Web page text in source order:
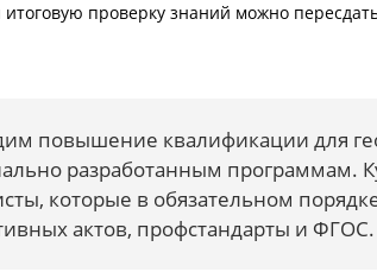
итоговую проверку знаний можно
повышение квалификации для
разработанным программам.
которые в обязательном
актов, профстандарты и ФГОС.